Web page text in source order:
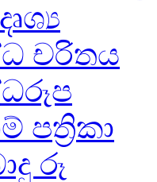
චරිතය
පත්‍රිකා
රූ